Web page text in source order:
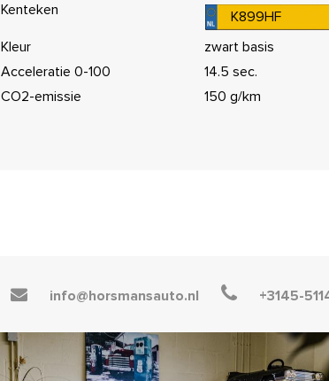
Kenteken
K899HF
Kleur
zwart basis
Acceleratie 0-100
14.5 sec.
CO2-emissie
150 g/km
info@horsmansauto.nl +3145-